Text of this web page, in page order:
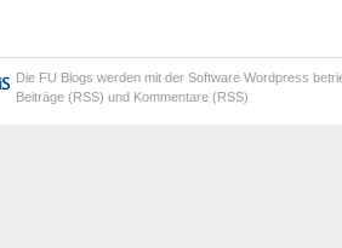
Die FU Blogs werden mit der Software Wordpress
Beiträge (RSS) und Kommentare (RSS)